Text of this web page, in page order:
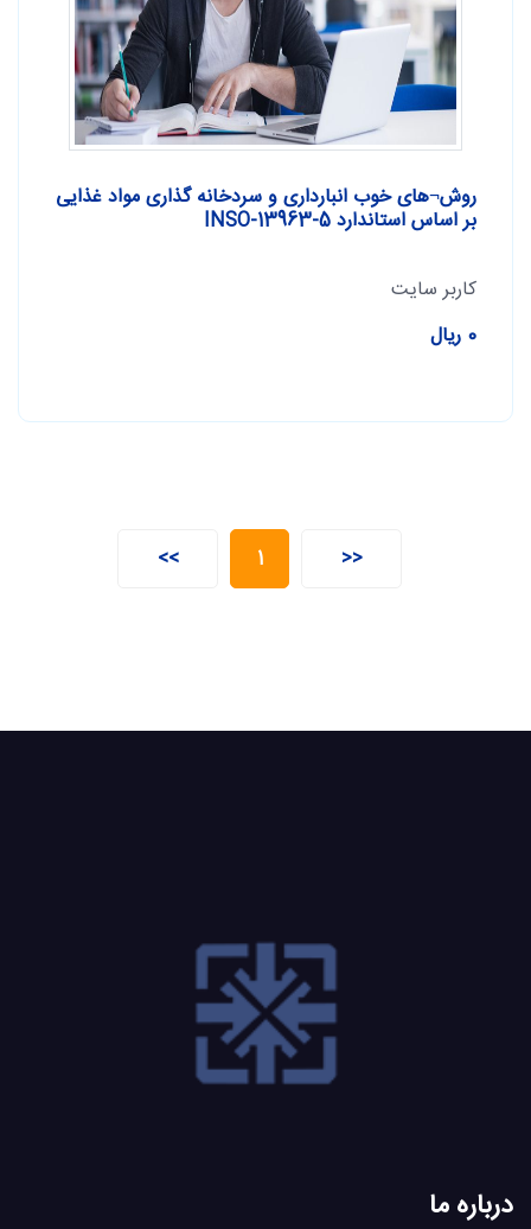
روش¬های خوب انبارداری و سردخانه گذاری مواد غذایی
بر اساس استاندارد INSO-13963-5
کاربر سایت
0 ریال
<<
1
>>
درباره ما